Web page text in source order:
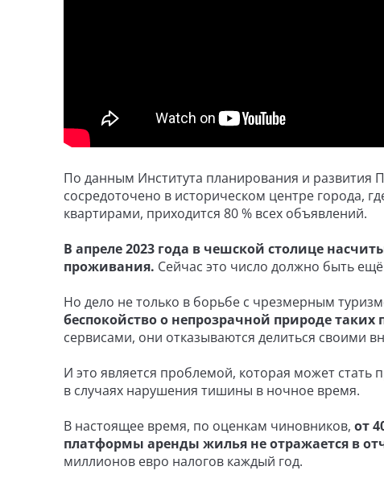
По данным Института планирования и развития
сосредоточено в историческом центре города,
квартирами, приходится 80 % всех объявлений.
В апреле 2023 года в чешской столице
проживания. Сейчас это число должно быть
Но дело не только в борьбе с чрезмерным
беспокойство о непрозрачной природе
сервисами, они отказываются делиться своими
И это является проблемой, которая может
в случаях нарушения тишины в ночное время.
В настоящее время, по оценкам чиновников, от
платформы аренды жилья не отражается в
миллионов евро налогов каждый год.